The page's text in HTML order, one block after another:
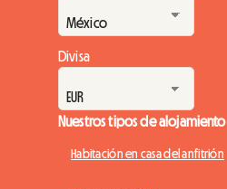
Divisa
Nuestros tipos de alojamiento
Habitación en casa del anfitrión